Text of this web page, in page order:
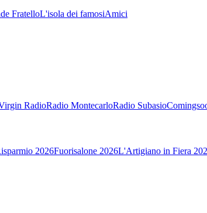
FratelloL'isola dei famosiAmici
RadioRadio MontecarloRadio Subasio
2026Fuorisalone 2026L'Artigiano in Fiera